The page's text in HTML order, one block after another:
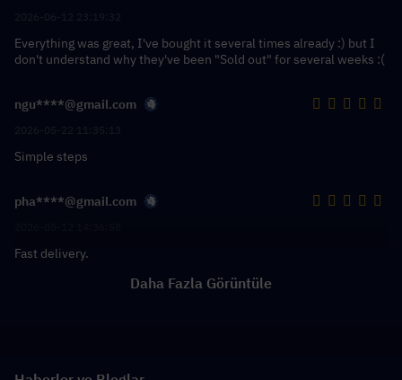
Everything was great, I've bought it several times already :) but I
don't understand why they've been "Sold out" for several weeks :(
ngu****@gmail.com
Simple steps
pha****@gmail.com
Fast delivery.
Daha Fazla Görüntüle